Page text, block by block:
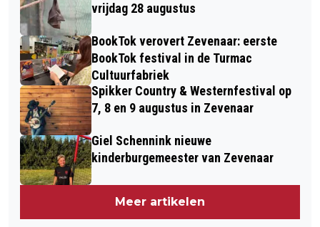
vrijdag 28 augustus
BookTok verovert Zevenaar: eerste
BookTok festival in de Turmac
Cultuurfabriek
Spikker Country & Westernfestival op
7, 8 en 9 augustus in Zevenaar
Giel Schennink nieuwe
kinderburgemeester van Zevenaar
Meer artikelen